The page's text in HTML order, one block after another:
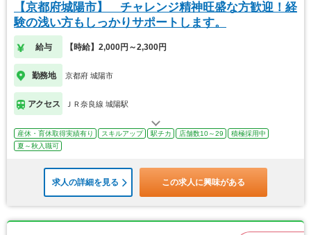
【京都府城陽市】 チャレンジ精神旺盛な方歓迎！経
験の浅い方もしっかりサポートします。
給与 【時給】2,000円～2,300円
勤務地 京都府 城陽市
アクセス ＪＲ奈良線 城陽駅
産休・育休取得実績有り スキルアップ 駅チカ 店舗数10～29
積極採用中
夏～秋入職可
求人の詳細を見る この求人に興味がある